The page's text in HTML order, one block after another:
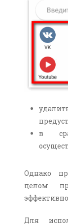
в
Однако
целом
эффективно.
Для